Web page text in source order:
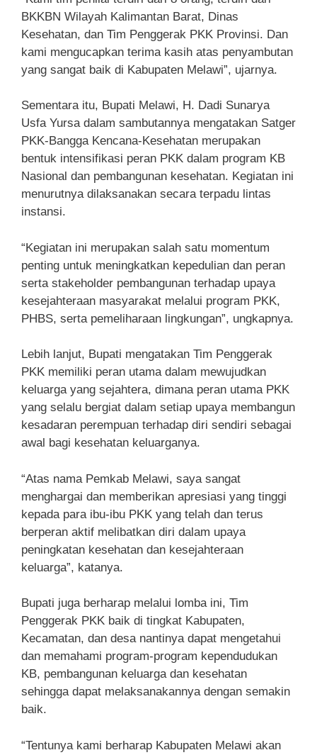
BKKBN Wilayah Kalimantan Barat, Dinas
Kesehatan, dan Tim Penggerak PKK Provinsi. Dan
kami mengucapkan terima kasih atas penyambutan
yang sangat baik di Kabupaten Melawi”, ujarnya.
Sementara itu, Bupati Melawi, H. Dadi Sunarya
Usfa Yursa dalam sambutannya mengatakan Satger
PKK-Bangga Kencana-Kesehatan merupakan
bentuk intensifikasi peran PKK dalam program KB
Nasional dan pembangunan kesehatan. Kegiatan ini
menurutnya dilaksanakan secara terpadu lintas
instansi.
“Kegiatan ini merupakan salah satu momentum
penting untuk meningkatkan kepedulian dan peran
serta stakeholder pembangunan terhadap upaya
kesejahteraan masyarakat melalui program PKK,
PHBS, serta pemeliharaan lingkungan”, ungkapnya.
Lebih lanjut, Bupati mengatakan Tim Penggerak
PKK memiliki peran utama dalam mewujudkan
keluarga yang sejahtera, dimana peran utama PKK
yang selalu bergiat dalam setiap upaya membangun
kesadaran perempuan terhadap diri sendiri sebagai
awal bagi kesehatan keluarganya.
“Atas nama Pemkab Melawi, saya sangat
menghargai dan memberikan apresiasi yang tinggi
kepada para ibu-ibu PKK yang telah dan terus
berperan aktif melibatkan diri dalam upaya
peningkatan kesehatan dan kesejahteraan
keluarga”, katanya.
Bupati juga berharap melalui lomba ini, Tim
Penggerak PKK baik di tingkat Kabupaten,
Kecamatan, dan desa nantinya dapat mengetahui
dan memahami program-program kependudukan
KB, pembangunan keluarga dan kesehatan
sehingga dapat melaksanakannya dengan semakin
baik.
“Tentunya kami berharap Kabupaten Melawi akan